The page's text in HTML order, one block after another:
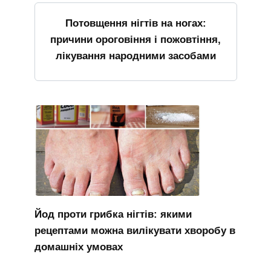
Потовщення нігтів на ногах:
причини ороговіння і пожовтіння,
лікування народними засобами
Йод проти грибка нігтів: якими
рецептами можна вилікувати хворобу в
домашніх умовах